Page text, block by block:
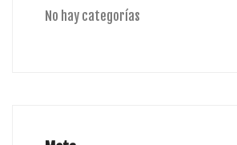
No hay categorías